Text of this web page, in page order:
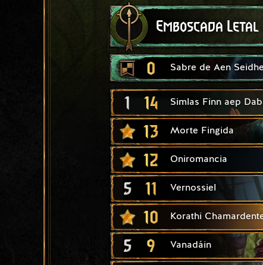
Emboscada Letal
0 Sabre de Aen Seidhe
1 14 Simlas Finn aep
13 Morte Fingida
12 Oniromancia
5 11 Vernossiel
10 Korathi
5 9 Vanadáin